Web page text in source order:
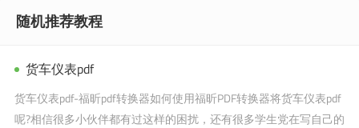
随机推荐教程
货车仪表pdf
货车仪表pdf-福昕pdf转换器如何使用福昕PDF转换器将货车仪表pdf
呢?相信很多小伙伴都有过这样的困扰，还有很多学生党在写自己的